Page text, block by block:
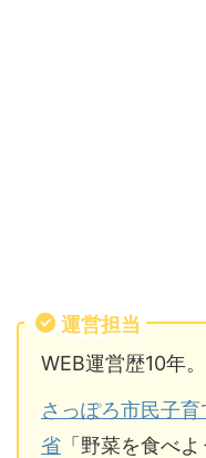
運営担当
WEB運営歴10年。
さっぽろ市民子
省 「野菜を食べ